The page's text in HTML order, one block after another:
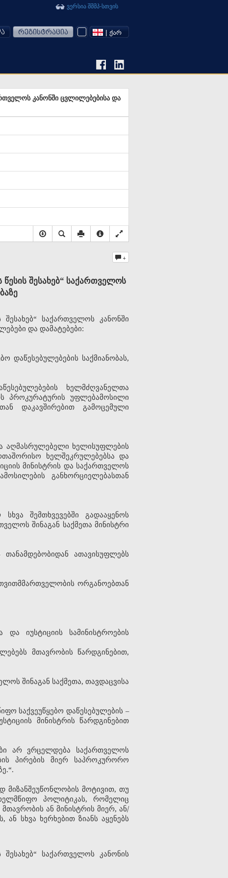
ვერსია შშმპ-სთვის
რეგისტრაცია | ᲥᲐᲠ
კანონში ცვლილებებისა და
+
შესახებ“ საქართველოს
საქართველოს კანონში
და დამატებები:
დაწესებულებების საქმიანობას,
ხელმძღვანელთა
პროკურატურის უფლებამოსილი
დაკავშირებით გამოცემული
აღმასრულებელი ხელისუფლების
ხელშეკრულებებსა და
მინისტრის და საქართველოს
განხორციელებასთან
შემთხვევებში გადააყენოს
შინაგან საქმეთა მინისტრი
ათავისუფლებს
ორგანოებთან
იუსტიციის სამინისტროების
მთავრობის წარდგინებით,
შინაგან საქმეთა, თავდაცვისა
საქვეუწყებო დაწესებულების –
მინისტრის წარდგინებით
არ ვრცელდება საქართველოს
პირების მიერ საპროკურორო
მიზანშეუწონლობის მოტივით, თუ
პოლიტიკას, რომელიც
ან მინისტრის მიერ, ან/
სხვა ხერხებით ზიანს აყენებს
საქართველოს კანონის